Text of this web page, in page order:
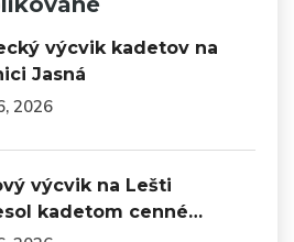
výcvik kadetov na
Jasná
2026
výcvik na Lešti
kadetom cenné…